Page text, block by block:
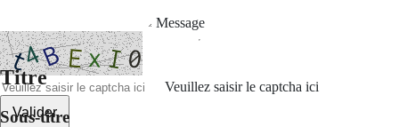
Titre
Sous-titre
Message
Veuillez saisir le captcha ici
Valider